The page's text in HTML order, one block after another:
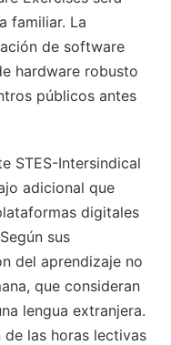
familiar. La
de software
hardware robusto
públicos antes
STES-Intersindical
adicional que
digitales
sus
del aprendizaje no
que consideran
lengua extranjera.
las horas lectivas